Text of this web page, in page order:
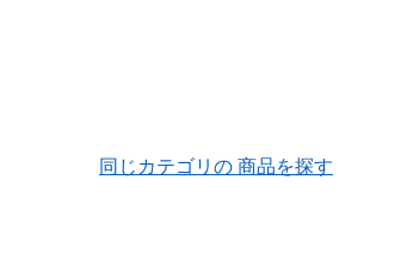
同じカテゴリの 商品を探す